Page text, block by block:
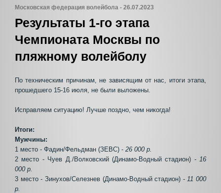
Московская федерация волейбола - 26.07.2023
Результаты 1-го этапа
Чемпионата Москвы по
пляжному волейболу
По техническим причинам, не зависящим от нас, итоги этапа,
прошедшего 15-16 июля, не были выложены.
Исправляем ситуацию! Лучше поздно, чем никогда!
Итоги:
Мужчины:
1 место - Фадин/Фельдман (ЗЕВС) - 26 000 р.
2 место - Чуев Д./Волковский (Динамо-Водный стадион) - 16
000 р.
3 место - Зинухов/Селезнев (Динамо-Водный стадион) -11 000
р.